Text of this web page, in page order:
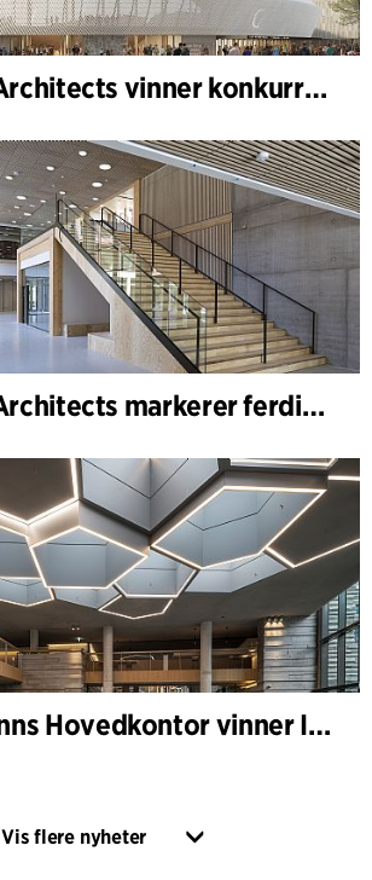
C.F. Møller Architects vinner konkurranse om nytt stadion i Malmö
C.F. Møller Architects markerer ferdigstillelsen av WoodHub – Danmarks største kontorbygg i tre
Landsbankinns Hovedkontor vinner Islandske Betongpris
Vis flere nyheter